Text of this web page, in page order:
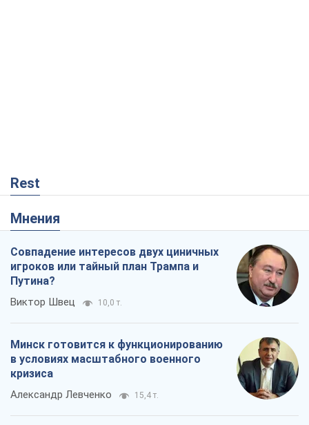
Rest
Мнения
Совпадение интересов двух циничных
игроков или тайный план Трампа и
Путина?
Виктор Швец 10,0 т.
Минск готовится к функционированию
в условиях масштабного военного
кризиса
Александр Левченко 15,4 т.